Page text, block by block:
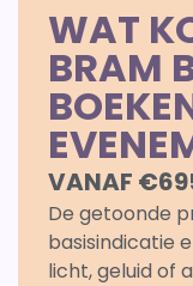
WAT
BRAM
VANAF
De getoonde
basisindicatie
licht, geluid of